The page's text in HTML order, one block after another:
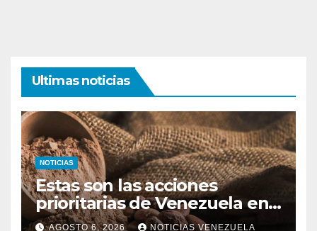
Ultimas noticias
NOTICIAS
Estas son las acciones
prioritarias de Venezuela en
materia de cacao
AGOSTO 6, 2026 NOTICIAS VENEZUELA